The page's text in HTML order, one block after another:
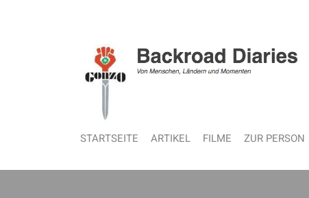
STARTSEITE ARTIKEL FILME ZUR PERSON